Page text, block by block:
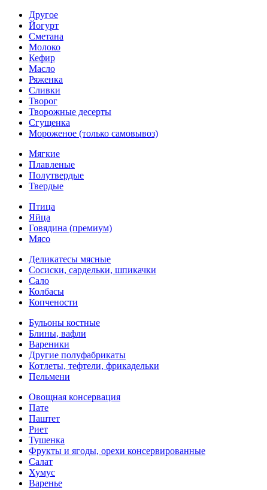
Другое
Йогурт
Сметана
Молоко
Кефир
Масло
Ряженка
Сливки
Творог
Творожные десерты
Сгущенка
Мороженое (только самовывоз)
Мягкие
Плавленые
Полутвердые
Твердые
Птица
Яйца
Говядина (премиум)
Мясо
Деликатесы мясные
Сосиски, сардельки, шпикачки
Сало
Колбасы
Копчености
Бульоны костные
Блины, вафли
Вареники
Другие полуфабрикаты
Котлеты, тефтели, фрикадельки
Пельмени
Овощная консервация
Пате
Паштет
Риет
Тушенка
Фрукты и ягоды, орехи консервированные
Салат
Хумус
Варенье